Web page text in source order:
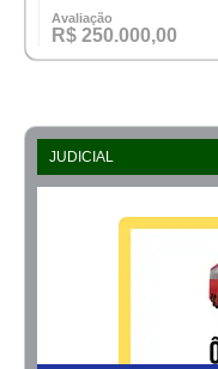
Avaliação
R$ 250.000,00
JUDICIAL